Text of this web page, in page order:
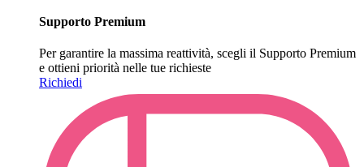
Supporto Premium
Per garantire la massima reattività, scegli il Supporto Premium
e ottieni priorità nelle tue richieste
Richiedi